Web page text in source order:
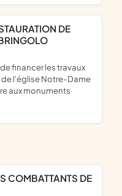
l'église Notre-Dame
aux monuments